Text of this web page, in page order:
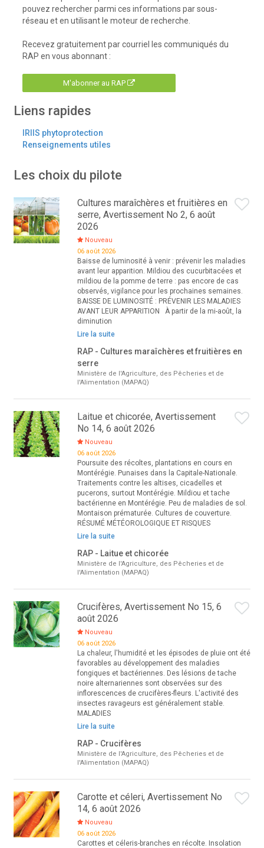
pouvez rechercher parmi ces informations par sous-
réseau et en utilisant le moteur de recherche.
Recevez gratuitement par courriel les communiqués du
RAP en vous abonnant :
M'abonner au RAP
Liens rapides
IRIIS phytoprotection
Renseignements utiles
Les choix du pilote
Cultures maraîchères et fruitières en
serre, Avertissement No 2, 6 août
2026
Nouveau
06 août 2026
Baisse de luminosité à venir : prévenir les maladies
avant leur apparition. Mildiou des cucurbitacées et
mildiou de la pomme de terre : pas encore de cas
observés, vigilance pour les prochaines semaines.
BAISSE DE LUMINOSITÉ : PRÉVENIR LES MALADIES
AVANT LEUR APPARITION À partir de la mi-août, la
diminution
Lire la suite
RAP - Cultures maraîchères et fruitières en
serre
Ministère de l'Agriculture, des Pêcheries et de
l'Alimentation (MAPAQ)
Laitue et chicorée, Avertissement
No 14, 6 août 2026
Nouveau
06 août 2026
Poursuite des récoltes, plantations en cours en
Montérégie. Punaises dans la Capitale-Nationale.
Traitements contre les altises, cicadelles et
pucerons, surtout Montérégie. Mildiou et tache
bactérienne en Montérégie. Peu de maladies de sol.
Montaison prématurée. Cultures de couverture.
RÉSUMÉ MÉTÉOROLOGIQUE ET RISQUES
Lire la suite
RAP - Laitue et chicorée
Ministère de l'Agriculture, des Pêcheries et de
l'Alimentation (MAPAQ)
Crucifères, Avertissement No 15, 6
août 2026
Nouveau
06 août 2026
La chaleur, l'humidité et les épisodes de pluie ont été
favorables au développement des maladies
fongiques et bactériennes. Des lésions de tache
noire alternariennes sont observées sur des
inflorescences de crucifères-fleurs. L'activité des
insectes ravageurs est généralement stable.
MALADIES
Lire la suite
RAP - Crucifères
Ministère de l'Agriculture, des Pêcheries et de
l'Alimentation (MAPAQ)
Carotte et céleri, Avertissement No
14, 6 août 2026
Nouveau
06 août 2026
Carottes et céleris-branches en récolte. Insolation